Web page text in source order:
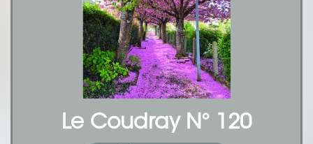
Le Coudray N° 120